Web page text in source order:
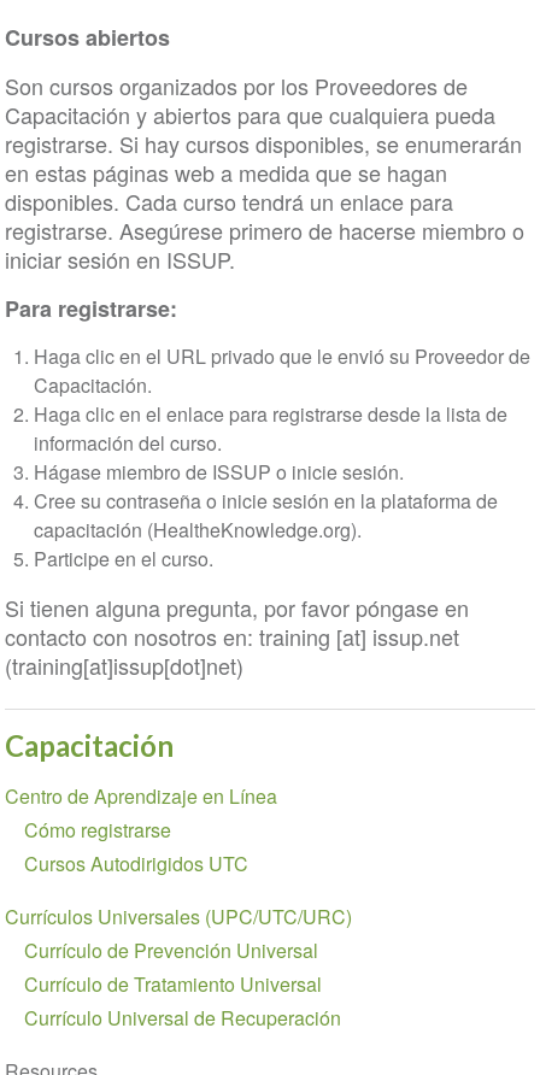
Cursos abiertos
Son cursos organizados por los Proveedores de
Capacitación y abiertos para que cualquiera pueda
registrarse. Si hay cursos disponibles, se enumerarán
en estas páginas web a medida que se hagan
disponibles. Cada curso tendrá un enlace para
registrarse. Asegúrese primero de hacerse miembro o
iniciar sesión en ISSUP.
Para registrarse:
Haga clic en el URL privado que le envió su Proveedor de
Capacitación.
Haga clic en el enlace para registrarse desde la lista de
información del curso.
Hágase miembro de ISSUP o inicie sesión.
Cree su contraseña o inicie sesión en la plataforma de
capacitación (HealtheKnowledge.org).
Participe en el curso.
Si tienen alguna pregunta, por favor póngase en
contacto con nosotros en: training [at] issup.net
(training[at]issup[dot]net)
Capacitación
Section
navigation
Centro de Aprendizaje en Línea
Cómo registrarse
Cursos Autodirigidos UTC
Currículos Universales (UPC/UTC/URC)
Currículo de Prevención Universal
Currículo de Tratamiento Universal
Currículo Universal de Recuperación